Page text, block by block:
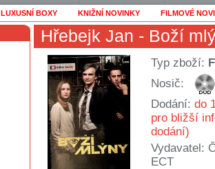
LUXUSNÍ BOXY KNIŽNÍ NOVINKY FILMOVÉ
Hřebejk Jan - Boží
Typ zboží:
Nosič:
Dodání: do
pro bližší
dodání)
Vydavatel:
ECT